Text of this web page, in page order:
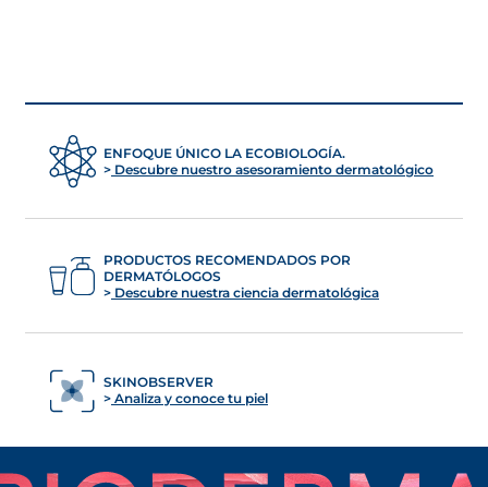
ENFOQUE ÚNICO LA ECOBIOLOGÍA.
Descubre nuestro asesoramiento dermatológico
PRODUCTOS RECOMENDADOS POR
DERMATÓLOGOS
Descubre nuestra ciencia dermatológica
SKINOBSERVER
Analiza y conoce tu piel